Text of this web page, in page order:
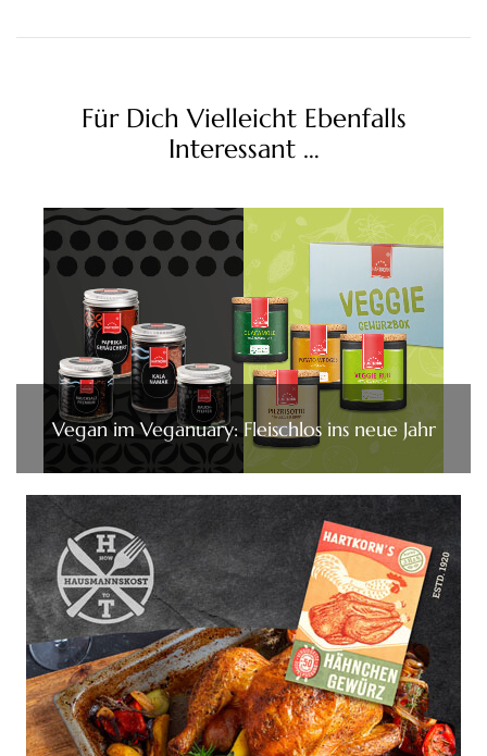
Für Dich Vielleicht Ebenfalls
Interessant …
Vegan im Veganuary: Fleischlos ins neue Jahr